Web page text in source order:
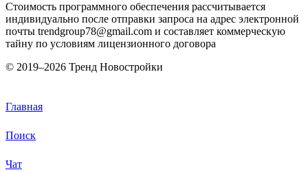
Стоимость программного обеспечения рассчитывается
индивидуально после отправки запроса на адрес электронной
почты trendgroup78@gmail.com и составляет коммерческую
тайну по условиям лицензионного договора
© 2019–2026 Тренд Новостройки
Главная
Поиск
Чат